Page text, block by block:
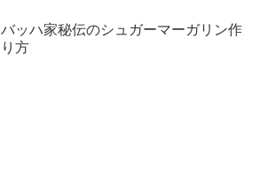
バッハ家秘伝のシュガーマーガリン作
り方